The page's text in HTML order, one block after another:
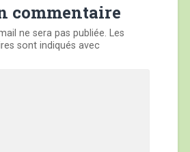
commentaire
ne sera pas publiée. Les
sont indiqués avec